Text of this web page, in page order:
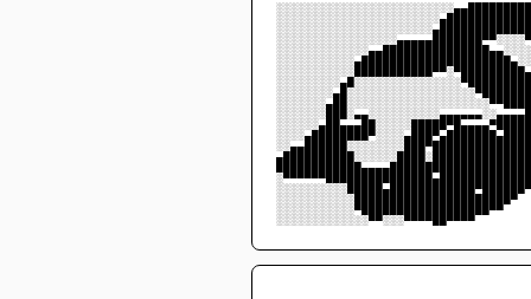
░░░░░░░░░░░███████████▀▀░▀█████████▄
░░░░░░░░░░█████▄████████████▀██████▀
░░░░░░░░░░░██████████████████████▀
░░░░░░░░░░░▀██████████████████▀▀
░░░░░░░░░░░░░▀▀░░░▀▀▀▀██▀▀▀▀